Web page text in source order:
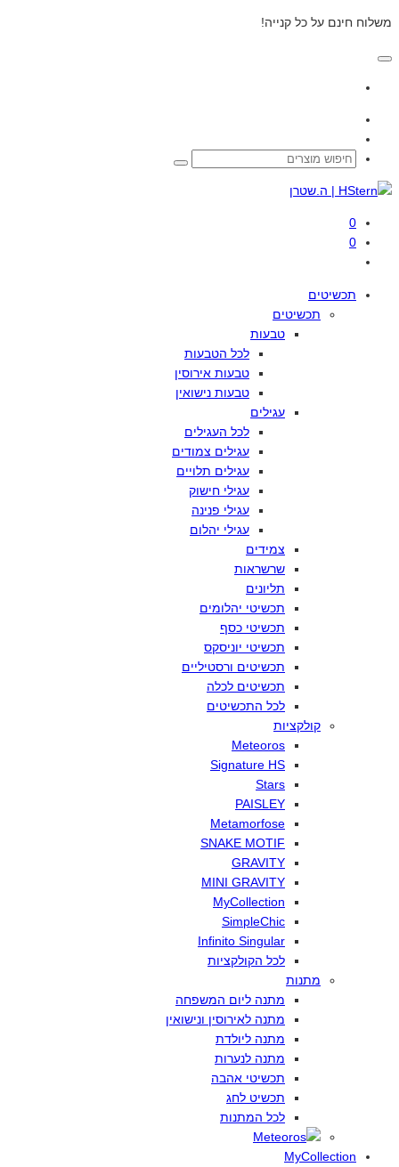
משלוח חינם על כל קנייה!
0
0
תכשיטים
תכשיטים
טבעות
לכל הטבעות
טבעות אירוסין
טבעות נישואין
עגילים
לכל העגילים
עגילים צמודים
עגילים תלויים
עגילי חישוק
עגילי פנינה
עגילי יהלום
צמידים
שרשראות
תליונים
תכשיטי יהלומים
תכשיטי כסף
תכשיטי יוניסקס
תכשיטים ורסטיליים
תכשיטים לכלה
לכל התכשיטים
קולקציות
Meteoros
Signature HS
Stars
PAISLEY
Metamorfose
SNAKE MOTIF
GRAVITY
MINI GRAVITY
MyCollection
SimpleChic
Infinito Singular
לכל הקולקציות
מתנות
מתנה ליום המשפחה
מתנה לאירוסין ונישואין
מתנה ליולדת
מתנה לנערות
תכשיטי אהבה
תכשיט לחג
לכל המתנות
MyCollection